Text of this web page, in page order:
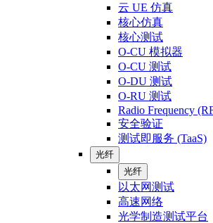
云 UE 仿真
核心仿真
核心测试
O-CU 模拟器
O-CU 测试
O-DU 测试
O-RU 测试
Radio Frequency
安全验证
测试即服务 (TaaS)
光纤
光纤
以太网测试
高速网络
光学制造测试平台